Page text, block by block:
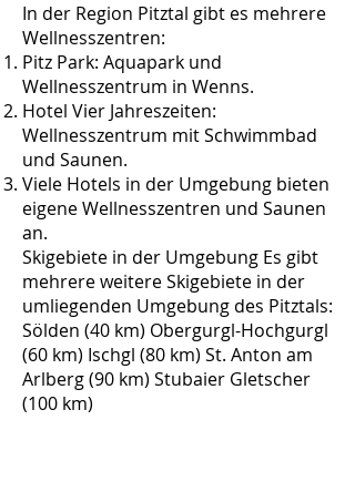
In der Region Pitztal gibt es mehrere
Wellnesszentren:
Pitz Park: Aquapark und
Wellnesszentrum in Wenns.
Hotel Vier Jahreszeiten:
Wellnesszentrum mit Schwimmbad
und Saunen.
Viele Hotels in der Umgebung bieten
eigene Wellnesszentren und Saunen
an.
Skigebiete in der Umgebung Es gibt
mehrere weitere Skigebiete in der
umliegenden Umgebung des Pitztals:
Sölden (40 km) Obergurgl-Hochgurgl
(60 km) Ischgl (80 km) St. Anton am
Arlberg (90 km) Stubaier Gletscher
(100 km)